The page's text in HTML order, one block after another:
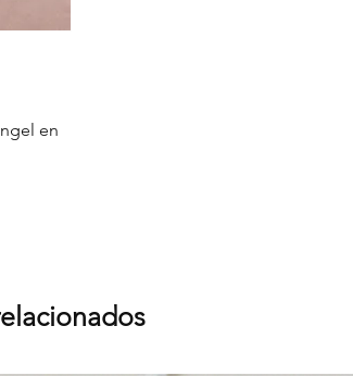
en